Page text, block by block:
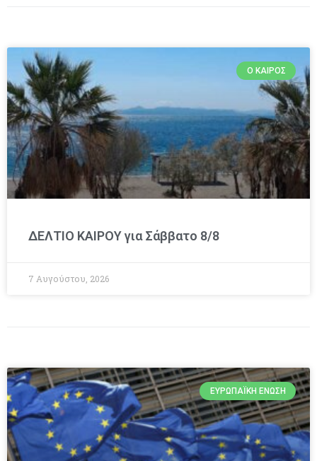
Ο ΚΑΙΡΌΣ
ΔΕΛΤΙΟ ΚΑΙΡΟΥ για Σάββατο 8/8
7 Αυγούστου, 2026
ΕΥΡΩΠΑΪΚΉ ΈΝΩΣΗ